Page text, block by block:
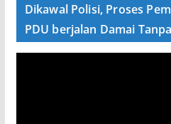
Dikawal Polisi, Proses
PDU berjalan Damai